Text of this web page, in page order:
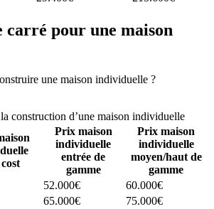
pour une maison
une maison individuelle ?
construction d’une maison individuelle
Prix maison
individuelle
entrée de
gamme
Prix maison
individuelle
moyen/haut de
gamme
52.000€
60.000€
65.000€
75.000€